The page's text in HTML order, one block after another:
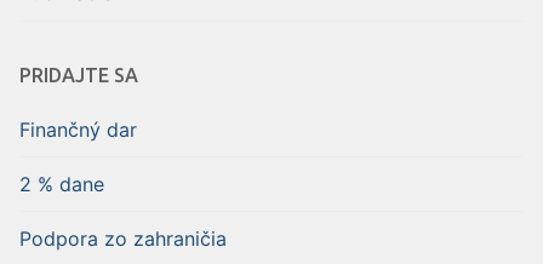
PRIDAJTE SA
Finančný dar
2 % dane
Podpora zo zahraničia